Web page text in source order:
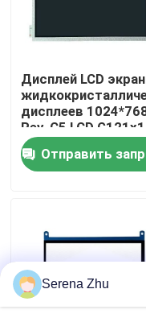
Контроль
Свяжитесь с нами
Запросить
Неразъемные
Дисплей LCD
дисплеев
Rev. C5 LCD G121x1-
L03 G104x1-L03
Отправить
Serena Zhu